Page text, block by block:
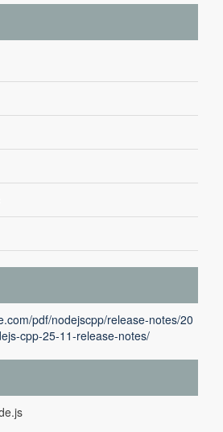
pdf/nodejscpp/release-notes/20
cpp-25-11-release-notes/